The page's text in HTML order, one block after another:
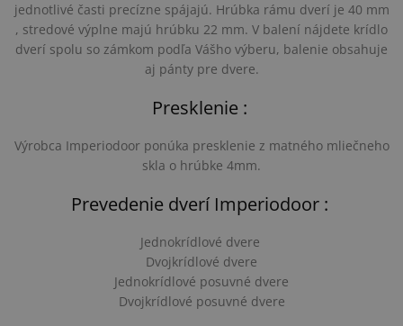
jednotlivé časti precízne spájajú. Hrúbka rámu dverí je 40 mm
, stredové výplne majú hrúbku 22 mm. V balení nájdete krídlo
dverí spolu so zámkom podľa Vášho výberu, balenie obsahuje
aj pánty pre dvere.
Presklenie :
Výrobca Imperiodoor ponúka presklenie z matného mliečneho
skla o hrúbke 4mm.
Prevedenie dverí Imperiodoor :
Jednokrídlové dvere
Dvojkrídlové dvere
Jednokrídlové posuvné dvere
Dvojkrídlové posuvné dvere